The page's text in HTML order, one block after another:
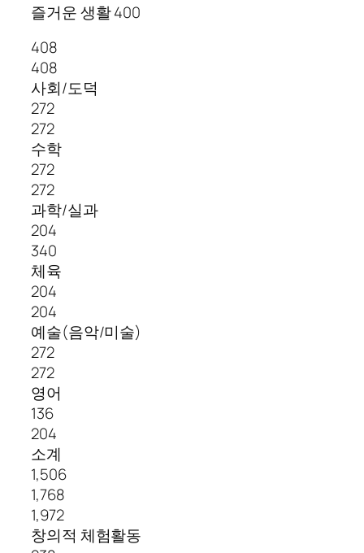
즐거운 생활 400
408
408
사회/도덕
272
272
수학
272
272
과학/실과
204
340
체육
204
204
예술(음악/미술)
272
272
영어
136
204
소계
1,506
1,768
1,972
창의적 체험활동